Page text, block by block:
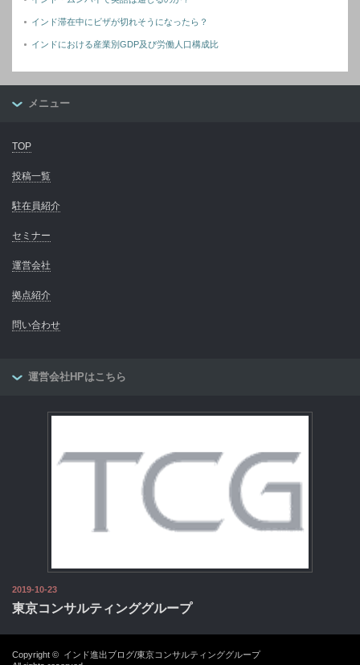
インド滞在中にビザが切れそうになったら？
インドにおける産業別GDP及び労働人口構成比
メニュー
TOP
投稿一覧
駐在員紹介
セミナー
運営会社
拠点紹介
問い合わせ
運営会社HPはこちら
2019-10-23
東京コンサルティンググループ
Copyright © インド進出ブログ/東京コンサルティンググループ